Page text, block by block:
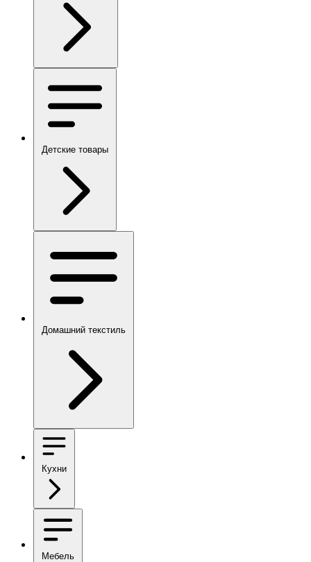
Детские товары
Домашний текстиль
Кухни
Мебель